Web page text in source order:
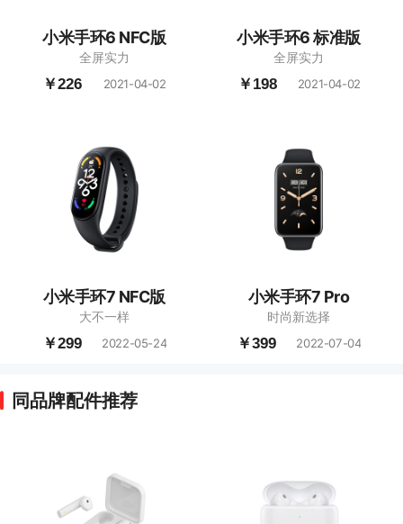
小米手环6 NFC版
全屏实力
￥226 2021-04-02
小米手环6 标准版
全屏实力
￥198 2021-04-02
小米手环7 NFC版
大不一样
￥299 2022-05-24
小米手环7 Pro
时尚新选择
￥399 2022-07-04
同品牌配件推荐